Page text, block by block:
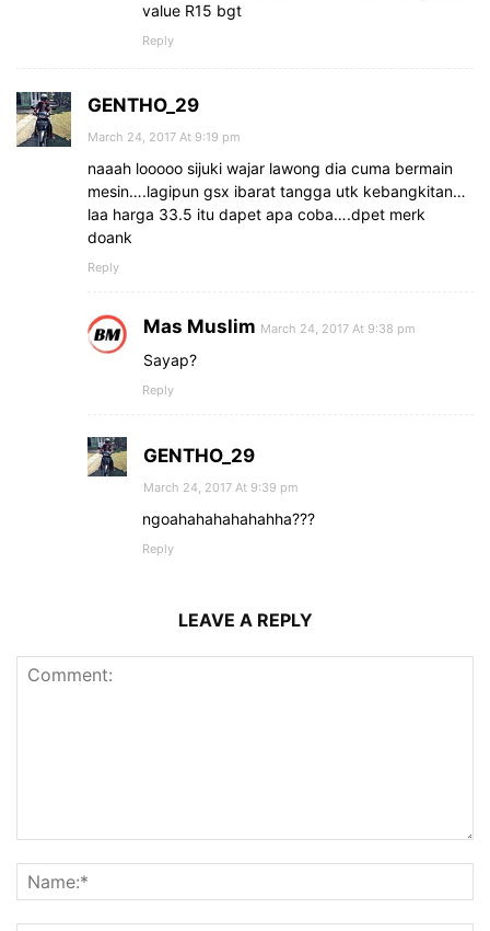
value R15 bgt
Reply
GENTHO_29
March 24, 2017 At 9:19 pm
naaah looooo sijuki wajar lawong dia cuma bermain
mesin….lagipun gsx ibarat tangga utk kebangkitan…
laa harga 33.5 itu dapet apa coba….dpet merk
doank
Reply
Mas Muslim March 24, 2017 At 9:38 pm
Sayap?
Reply
GENTHO_29
March 24, 2017 At 9:39 pm
ngoahahahahahahha???
Reply
LEAVE A REPLY